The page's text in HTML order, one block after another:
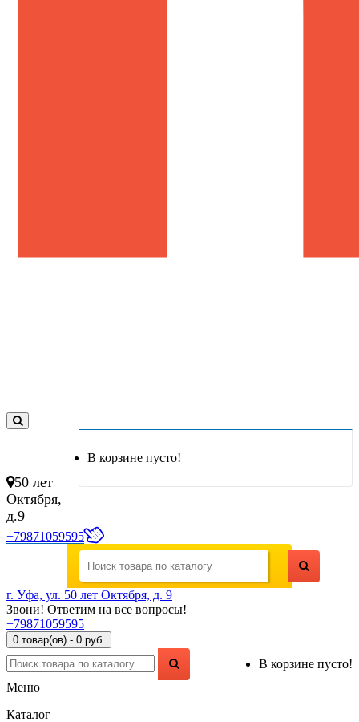
В корзине пусто!
50 лет
Октября,
д.9
+79871059595
г. Уфа, ул. 50 лет Октября, д. 9
Звони! Ответим на все вопросы!
+79871059595
0 товар(ов) - 0 руб.
В корзине пусто!
Меню
Каталог